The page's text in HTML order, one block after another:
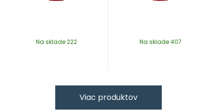
Na sklade 222 Na sklade 407
Viac produktov